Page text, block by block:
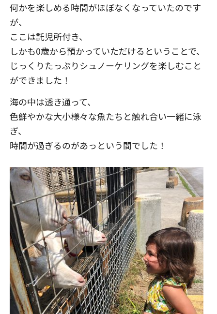
何かを楽しめる時間がほぼなくなっていたのです
が、
ここは託児所付き、
しかも0歳から預かっていただけるということで、
じっくりたっぷりシュノーケリングを楽しむこと
ができました！
海の中は透き通って、
色鮮やかな大小様々な魚たちと触れ合い一緒に泳
ぎ、
時間が過ぎるのがあっという間でした！